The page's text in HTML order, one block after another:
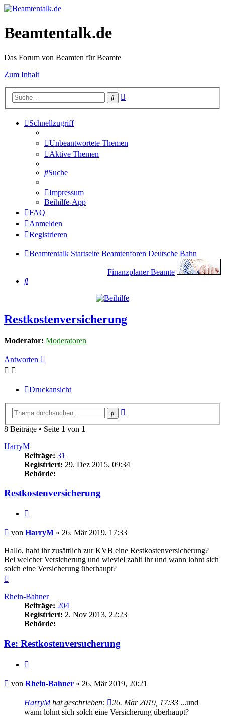
Beamtentalk.de
Das Forum von Beamten für Beamte
Zum Inhalt
Suche
Schnellzugriff
Unbeantwortete Themen
Aktive Themen
Suche
Impressum
Beihilfe-App
FAQ
Anmelden
Registrieren
Beamtentalk Startseite Beamtenforen Deutsche Bahn
Finanzplaner Beamte
Suche
Restkostenversicherung
Moderator: Moderatoren
Antworten
Druckansicht
Suche
8 Beiträge • Seite 1 von 1
HarryM
Beiträge: 31
Registriert: 29. Dez 2015, 09:34
Behörde:
Restkostenversicherung
Beitrag
von HarryM » 26. Mär 2019, 17:33
Hallo, habt ihr zusättlich zur KVB eine Restkostenversicherung?
Bei welcher Versicherung und wieviel zahlt ihr und wann lohnt sich
solch eine Versicherung überhaupt?
Rhein-Bahner
Beiträge: 204
Registriert: 2. Nov 2013, 22:23
Behörde:
Re: Restkostenversucherung
Beitrag
von Rhein-Bahner » 26. Mär 2019, 20:21
HarryMhat geschrieben: 26. Mär 2019, 17:33 ...und
wann lohnt sich solch eine Versicherung überhaupt?